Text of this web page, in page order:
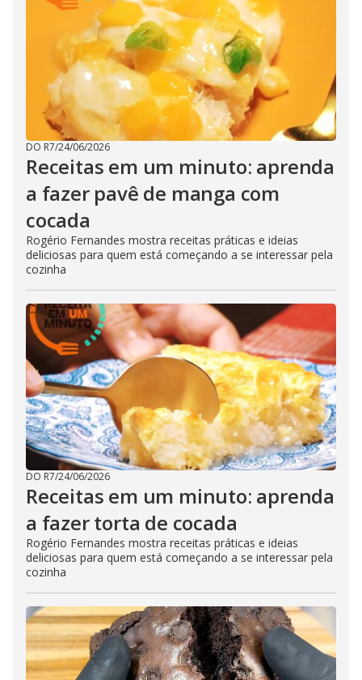
DO R7/24/06/2026
Receitas em um minuto: aprenda
a fazer pavê de manga com
cocada
Rogério Fernandes mostra receitas práticas e ideias
deliciosas para quem está começando a se interessar pela
cozinha
DO R7/24/06/2026
Receitas em um minuto: aprenda
a fazer torta de cocada
Rogério Fernandes mostra receitas práticas e ideias
deliciosas para quem está começando a se interessar pela
cozinha